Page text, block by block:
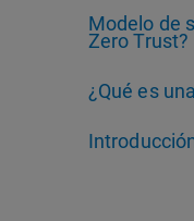
Modelo de
Zero Trust?
¿Qué es